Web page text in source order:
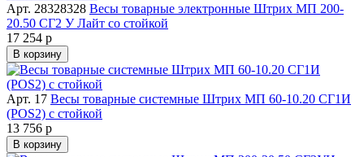
Арт. 28328328 Весы товарные электронные Штрих МП 200-
20.50 СГ2 У Лайт со стойкой
17 254 р
В корзину
Арт. 17 Весы товарные системные Штрих МП 60-10.20 СГ1И
(POS2) с стойкой
13 756 р
В корзину